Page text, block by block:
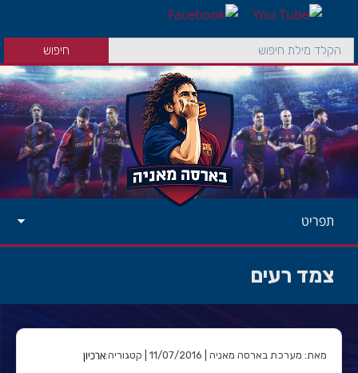
תפריט
צמד רעים
מאת: מערכת בארסה מאניה | 11/07/2016 | קטגוריה: ארכיון